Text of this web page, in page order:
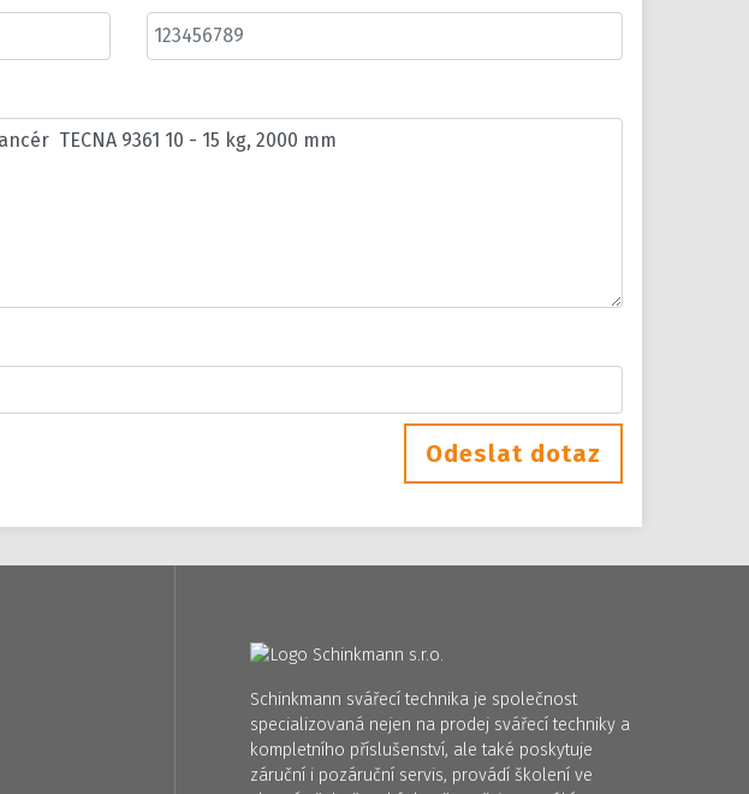
Odeslat dotaz
Schinkmann svářecí technika je společnost
specializovaná nejen na prodej svářecí techniky a
kompletního příslušenství, ale také poskytuje
záruční i pozáruční servis, provádí školení ve